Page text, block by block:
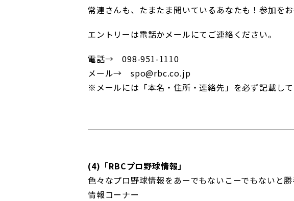
常連さんも、たまたま聞いているあなたも！参加を
エントリーは電話かメールにてご連絡ください。
電話→ 098-951-1110
メール→ spo@rbc.co.jp
※メールには「本名・住所・連絡先」を必ず記載し
(4)「RBCプロ野球情報」
色々なプロ野球情報をあーでもないこーでもないと
情報コーナー